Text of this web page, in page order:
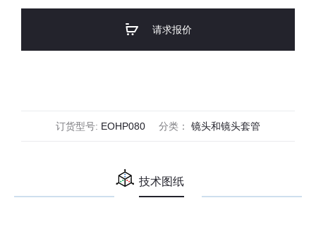
请求报价
订货型号: EOHP080 分类： 镜头和镜头套管
技术图纸